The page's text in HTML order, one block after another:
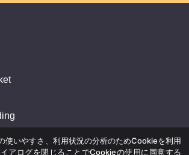
使いやすさ、利用状況の分析のためCookieを利用
アログを閉じることでCookieの使用に同意する